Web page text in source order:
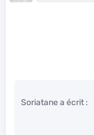
Soriatane a écrit :